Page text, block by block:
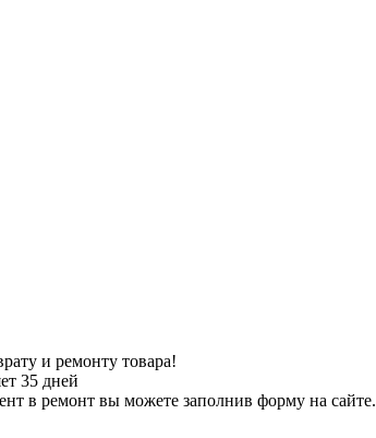
и ремонту товара!
35 дней
в ремонт вы можете заполнив форму на сайте.